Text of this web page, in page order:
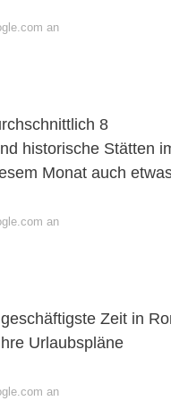
an
8
historische Stätten
Monat auch
an
Zeit in
Urlaubspläne
an